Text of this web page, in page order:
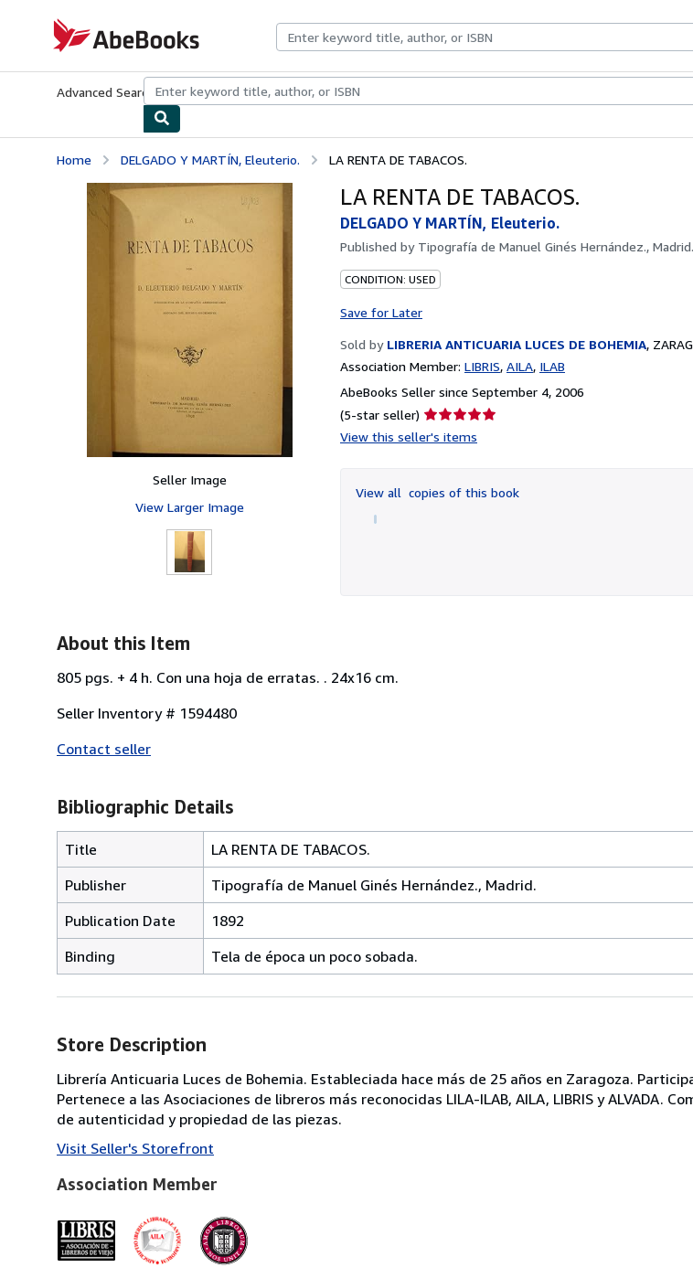
AbeBooks.com
Advanced Search Browse CollectionsRare BooksArt & Collectibles
Home DELGADO Y MARTÍN, Eleuterio. LA RENTA DE TABACOS.
Seller Image
View Larger Image
LA RENTA DE TABACOS.
DELGADO Y MARTÍN, Eleuterio.
Published by Tipografía de Manuel Ginés Hernández.,
CONDITION: USED
Save for Later
Sold by LIBRERIA ANTICUARIA LUCES DE BOHEMIA,
Association Member: LIBRIS AILA ILAB
AbeBooks Seller since September 4, 2006
(5-star seller) Seller
rating
of
5
View this seller's items
View all copies of this book
About this Item
805 pgs. + 4 h. Con una hoja de erratas. . 24x16 cm.
Seller Inventory # 1594480
Contact seller
Bibliographic Details
Title
LA RENTA DE TABACOS.
Publisher
Tipografía de Manuel Ginés Hernández., Madrid.
Publication Date
1892
Binding
Tela de época un poco sobada.
Store Description
Librería Anticuaria Luces de Bohemia. Estableciada hace más de 25 años en Zaragoza.
Pertenece a las Asociaciones de libreros más reconocidas LILA-ILAB, AILA, LIBRIS y ALVADA.
de autenticidad y propiedad de las piezas.
Visit Seller's Storefront
Association Member